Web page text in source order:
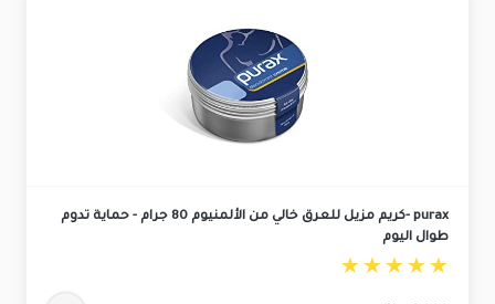
purax -كريم مزيل للعرق خالي من الألمنيوم 80 جرام - حماية تدوم
طوال اليوم